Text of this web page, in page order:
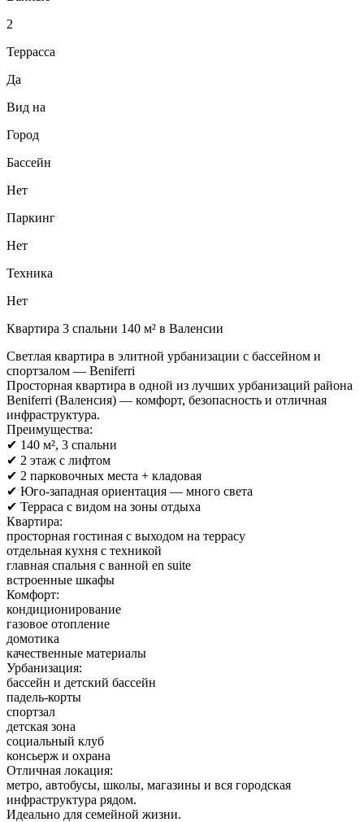
2
Террасса
Да
Вид на
Город
Бассейн
Нет
Паркинг
Нет
Техника
Нет
Квартира 3 спальни 140 м² в Валенсии
Светлая квартира в элитной урбанизации с бассейном и
спортзалом — Beniferri
Просторная квартира в одной из лучших урбанизаций района
Beniferri (Валенсия) — комфорт, безопасность и отличная
инфраструктура.
Преимущества:
✔ 140 м², 3 спальни
✔ 2 этаж с лифтом
✔ 2 парковочных места + кладовая
✔ Юго-западная ориентация — много света
✔ Терраса с видом на зоны отдыха
Квартира:
просторная гостиная с выходом на террасу
отдельная кухня с техникой
главная спальня с ванной en suite
встроенные шкафы
Комфорт:
кондиционирование
газовое отопление
домотика
качественные материалы
Урбанизация:
бассейн и детский бассейн
падель-корты
спортзал
детская зона
социальный клуб
консьерж и охрана
Отличная локация:
метро, автобусы, школы, магазины и вся городская
инфраструктура рядом.
Идеально для семейной жизни.